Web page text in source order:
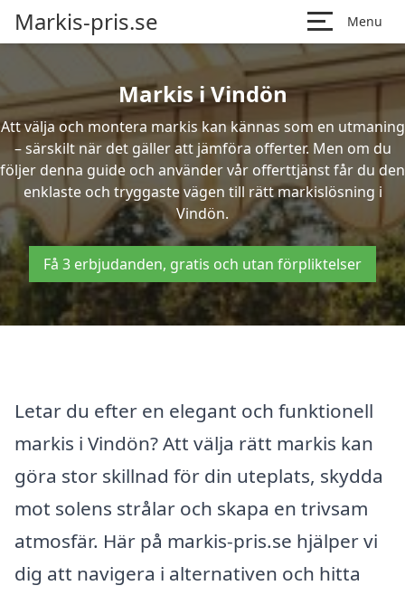
Markis-pris.se Menu
Markis i Vindön
Att välja och montera markis kan kännas som en utmaning
– särskilt när det gäller att jämföra offerter. Men om du
följer denna guide och använder vår offerttjänst får du den
enklaste och tryggaste vägen till rätt markislösning i
Vindön.
Få 3 erbjudanden, gratis och utan förpliktelser
Letar du efter en elegant och funktionell
markis i Vindön? Att välja rätt markis kan
göra stor skillnad för din uteplats, skydda
mot solens strålar och skapa en trivsam
atmosfär. Här på markis-pris.se hjälper vi
dig att navigera i alternativen och hitta